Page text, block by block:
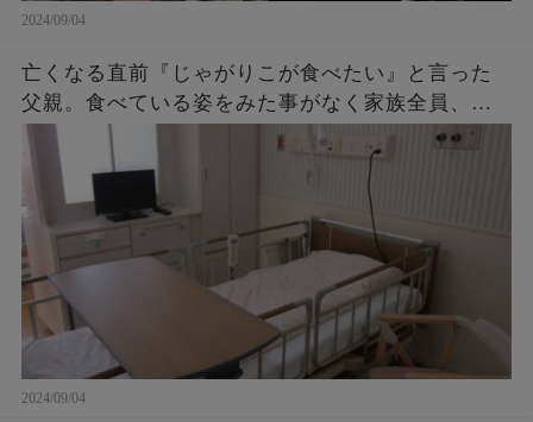
2024/09/04
亡くなる直前『じゃがりこが食べたい』と言った
父親。食べている姿をみた事がなく家族全員、不
思議に思っていたら・・・後に判明したその理由
に涙が止まらない。
2024/09/04